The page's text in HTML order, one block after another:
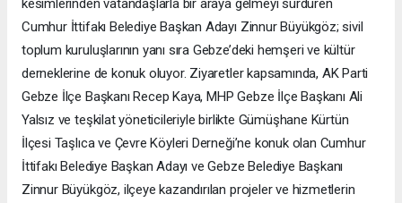
Cumhur İttifakı Belediye Başkan Adayı Zinnur Büyükgöz; sivil
toplum kuruluşlarının yanı sıra Gebze’deki hemşeri ve kültür
derneklerine de konuk oluyor. Ziyaretler kapsamında, AK Parti
Gebze İlçe Başkanı Recep Kaya, MHP Gebze İlçe Başkanı Ali
Yalsız ve teşkilat yöneticileriyle birlikte Gümüşhane Kürtün
İlçesi Taşlıca ve Çevre Köyleri Derneği’ne konuk olan Cumhur
İttifakı Belediye Başkan Adayı ve Gebze Belediye Başkanı
Zinnur Büyükgöz, ilçeye kazandırılan projeler ve hizmetlerin